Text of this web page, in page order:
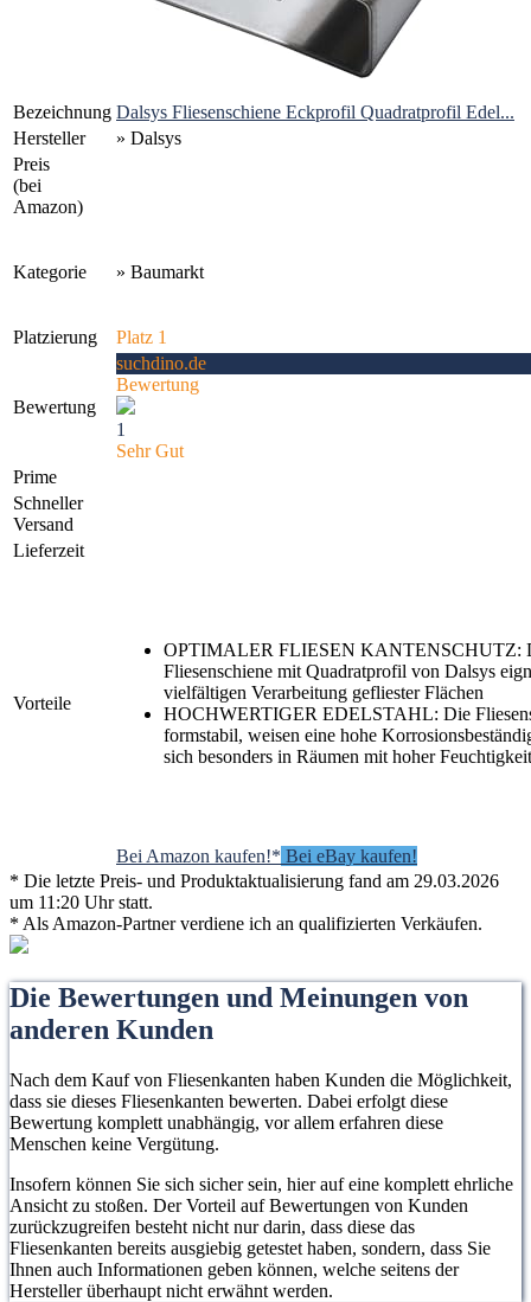
Bezeichnung Dalsys Fliesenschiene Eckprofil Quadratprofil Edel...
Hersteller
» Dalsys
Preis
(bei
Amazon)
Kategorie » Baumarkt
Platzierung Platz 1
Bewertung
suchdino.de
Bewertung
1
Sehr Gut
Prime
Schneller
Versand
Lieferzeit
Vorteile
OPTIMALER FLIESEN KANTENSCHUTZ:
Fliesenschiene mit Quadratprofil von Dalsys
vielfältigen Verarbeitung gefliester Flächen
HOCHWERTIGER EDELSTAHL: Die
formstabil, weisen eine hohe
sich besonders in Räumen mit hoher Feuchtigkeit
Bei Amazon kaufen!* Bei eBay kaufen!
* Die letzte Preis- und Produktaktualisierung fand am 29.03.2026
um 11:20 Uhr statt.
* Als Amazon-Partner verdiene ich an qualifizierten Verkäufen.
Die Bewertungen und Meinungen von
anderen Kunden
Nach dem Kauf von Fliesenkanten haben Kunden die Möglichkeit,
dass sie dieses Fliesenkanten bewerten. Dabei erfolgt diese
Bewertung komplett unabhängig, vor allem erfahren diese
Menschen keine Vergütung.
Insofern können Sie sich sicher sein, hier auf eine komplett ehrliche
Ansicht zu stoßen. Der Vorteil auf Bewertungen von Kunden
zurückzugreifen besteht nicht nur darin, dass diese das
Fliesenkanten bereits ausgiebig getestet haben, sondern, dass Sie
Ihnen auch Informationen geben können, welche seitens der
Hersteller überhaupt nicht erwähnt werden.